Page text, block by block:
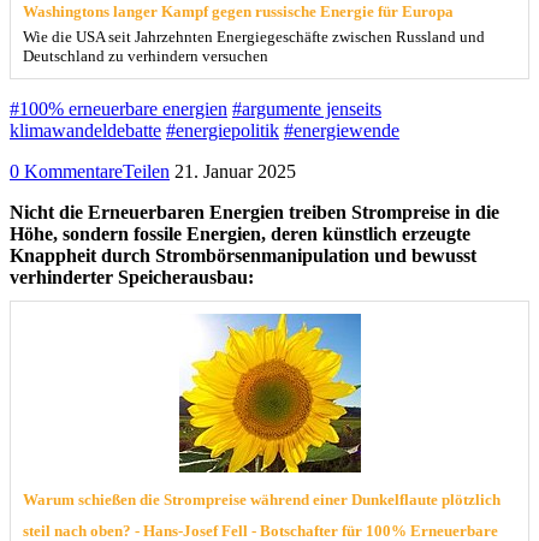
Washingtons langer Kampf gegen russische Energie für Europa
Wie die USA seit Jahrzehnten Energiegeschäfte zwischen Russland und
Deutschland zu verhindern versuchen
#100% erneuerbare energien #argumente jenseits
klimawandeldebatte #energiepolitik #energiewende
0 KommentareTeilen 21. Januar 2025
Nicht die Erneuerbaren Energien treiben Strompreise in die
Höhe, sondern fossile Energien, deren künstlich erzeugte
Knappheit durch Strombörsenmanipulation und bewusst
verhinderter Speicherausbau:
Warum schießen die Strompreise während einer Dunkelflaute plötzlich
steil nach oben? - Hans-Josef Fell - Botschafter für 100% Erneuerbare